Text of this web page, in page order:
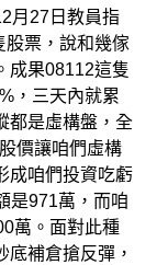
月27日教員指
票，說和幾傢
成果08112這隻
，三天內就累
都是虛構盤，全
價讓咱們虛構
成咱們投資吃虧
是971萬，而咱
萬。面對此種
補倉搶反彈，